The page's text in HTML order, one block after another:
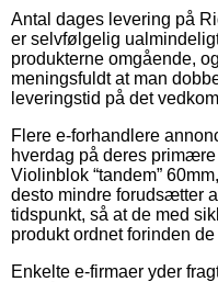
Antal dages levering på
er selvfølgelig
produkterne omgående,
meningsfuldt at man
leveringstid på det
Flere e-forhandlere
hverdag på deres
Violinblok “tandem”
desto mindre forudsætter
tidspunkt, så at de med
produkt ordnet forinden
Enkelte e-firmaer yder